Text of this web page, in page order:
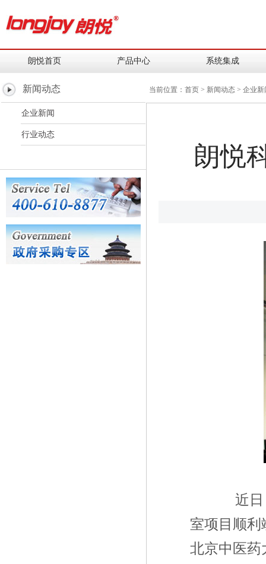
朗悦首页 产品中心 系统集成
新闻动态
企业新闻
行业动态
当前位置： 首页 > 新闻动态 > 企业新
朗悦
近日，
室项目顺利
北京中医药